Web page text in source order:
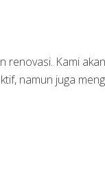
renovasi. Kami
namun juga